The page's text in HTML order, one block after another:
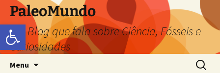
Abrir a barra de ferramentas
PaleoMundo
um Blog que fala sobre Ciência, Fósseis e
Curiosidades
Menu